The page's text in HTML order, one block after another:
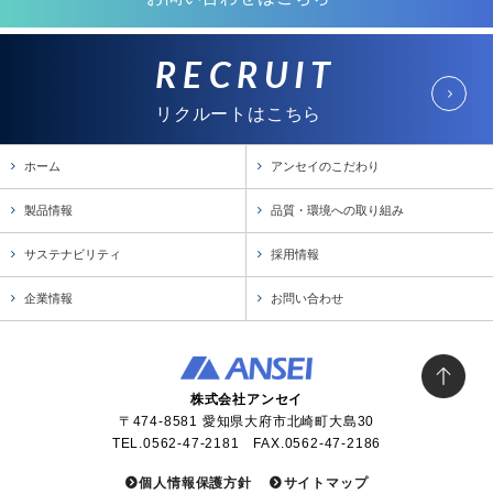
RECRUIT
リクルートはこちら
ホーム アンセイのこだわり
製品情報 品質・環境への取り組み
サステナビリティ 採用情報
企業情報 お問い合わせ
株式会社アンセイ
〒474-8581 愛知県大府市北崎町大島30
TEL.0562-47-2181 FAX.0562-47-2186
個人情報保護方針 サイトマップ